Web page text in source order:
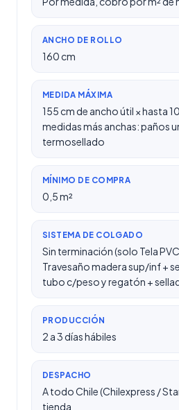
ANCHO DE ROLLO
160 cm
MEDIDA MÁXIMA
155 cm de ancho útil × hasta
medidas más anchas: paños
termosellado
MÍNIMO DE COMPRA
0,5 m²
SISTEMA DE COLGADO
Sin terminación (solo Tela
Travesaño madera sup/inf +
tubo c/peso y regatón +
PRODUCCIÓN
2 a 3 días hábiles
DESPACHO
A todo Chile (Chilexpress /
tienda